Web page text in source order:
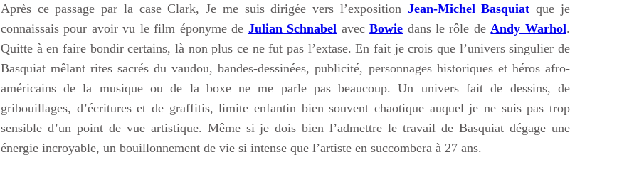
Après ce passage par la case Clark, Je me suis dirigée vers l’exposition Jean-Michel Basquiatque je
connaissais pour avoir vu le film éponyme de Julian Schnabel avecBowie dans le rôle de Andy Warhol.
Quitte à en faire bondir certains, là non plus ce ne fut pas l’extase. En fait je crois que l’univers singulier de
Basquiat mêlant rites sacrés du vaudou, bandes-dessinées, publicité, personnages historiques et héros afro-
américains de la musique ou de la boxe ne me parle pas beaucoup. Un univers fait de dessins, de
gribouillages, d’écritures et de graffitis, limite enfantin bien souvent chaotique auquel je ne suis pas trop
sensible d’un point de vue artistique. Même si je dois bien l’admettre le travail de Basquiat dégage une
énergie incroyable, un bouillonnement de vie si intense que l’artiste en succombera à 27 ans.